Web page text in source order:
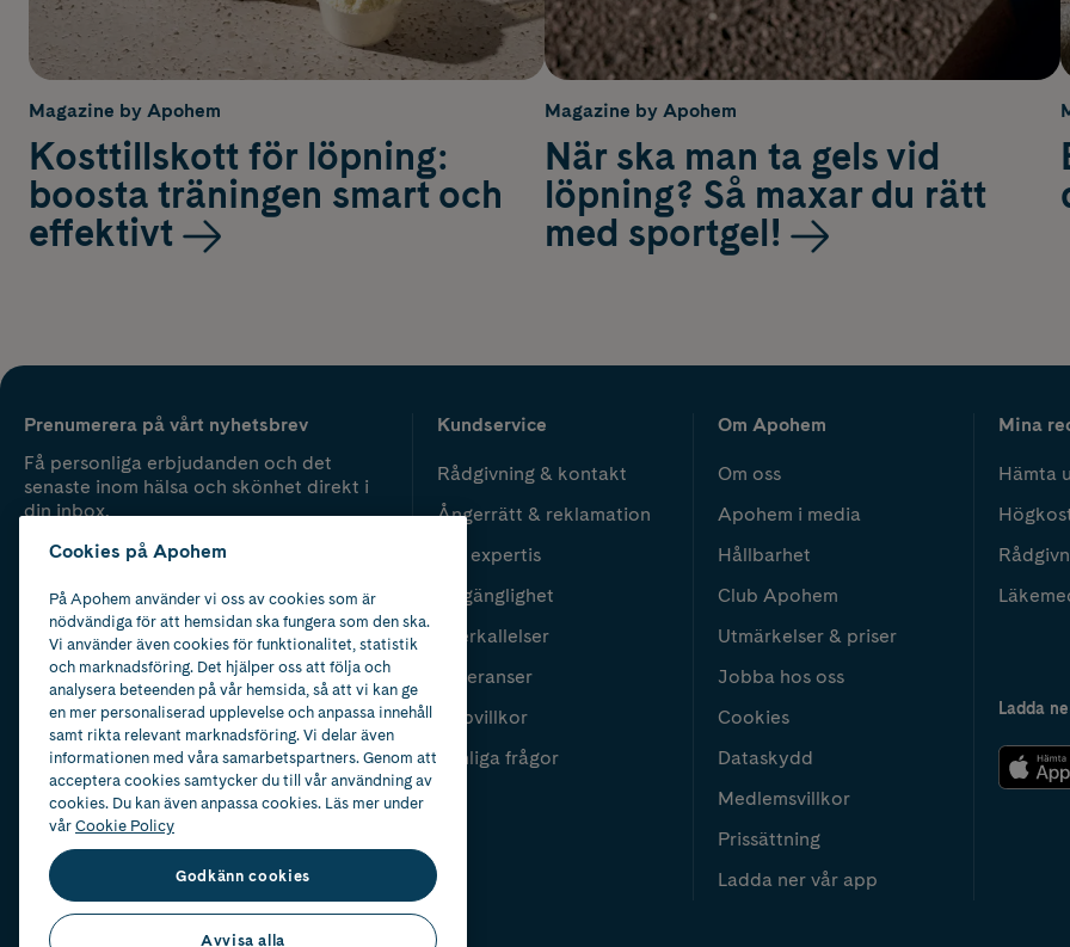
Magazine by Apohem
Kosttillskott för löpning:
boosta träningen smart och
effektivt
Magazine by Apohem
När ska man ta gels vid
löpning? Så maxar du rätt
med sportgel!
Prenumerera på vårt nyhetsbrev
Få personliga erbjudanden och det
senaste inom hälsa och skönhet direkt i
din inbox.
Kundservice
Rådgivning & kontakt
Ångerrätt & reklamation
Vår expertis
Tillgänglighet
Återkallelser
Leveranser
Köpvillkor
Vanliga frågor
Om Apohem
Om oss
Apohem i media
Hållbarhet
Club Apohem
Utmärkelser & priser
Jobba hos oss
Cookies
Dataskydd
Medlemsvillkor
Prissättning
Ladda ner vår app
Mina
Hämta
Ladda
Cookies på Apohem
På Apohem använder vi oss av cookies som är
nödvändiga för att hemsidan ska fungera som den ska.
Vi använder även cookies för funktionalitet, statistik
och marknadsföring. Det hjälper oss att följa och
analysera beteenden på vår hemsida, så att vi kan ge
en mer personaliserad upplevelse och anpassa innehåll
samt rikta relevant marknadsföring. Vi delar även
informationen med våra samarbetspartners. Genom att
acceptera cookies samtycker du till vår användning av
cookies. Du kan även anpassa cookies. Läs mer under
vårCookie Policy
Godkänn cookies
Avvisa alla